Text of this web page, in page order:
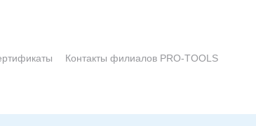
Контакты филиалов PRO-TOOLS